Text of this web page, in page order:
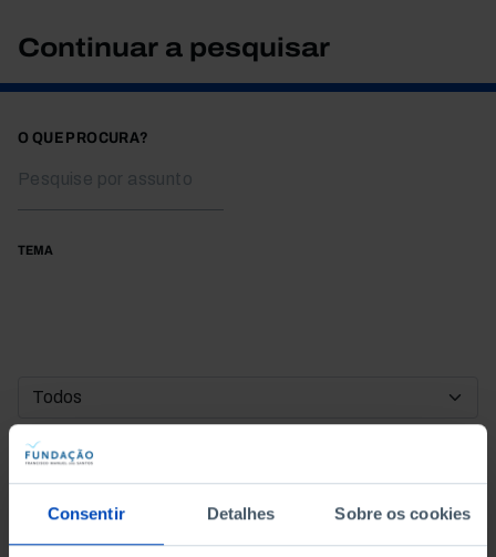
Consentir Detalhes Sobre os cookies
Continuar a pesquisar
O QUE PROCURA?
TEMA
DATA DE INÍCIO
DATA DE FIM